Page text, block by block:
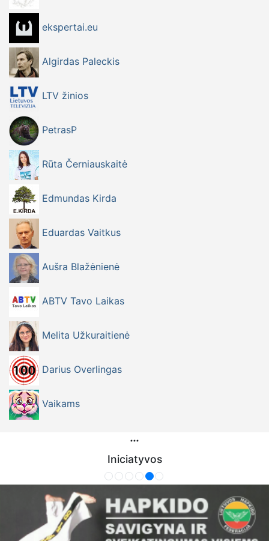
ekspertai.eu
Algirdas Paleckis
LTV žinios
PetrasP
Rūta Černiauskaitė
Edmundas Kirda
Eduardas Vaitkus
Aušra Blažėnienė
ABTV Tavo Laikas
Melita Užkuraitienė
Darius Overlingas
Vaikams
Iniciatyvos